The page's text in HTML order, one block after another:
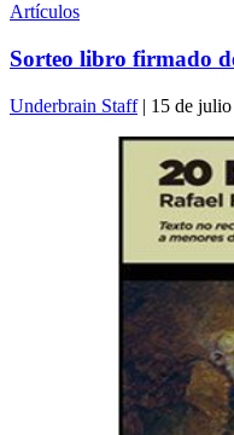
Artículos
Sorteo libro firmado
Underbrain Staff| 15 de julio